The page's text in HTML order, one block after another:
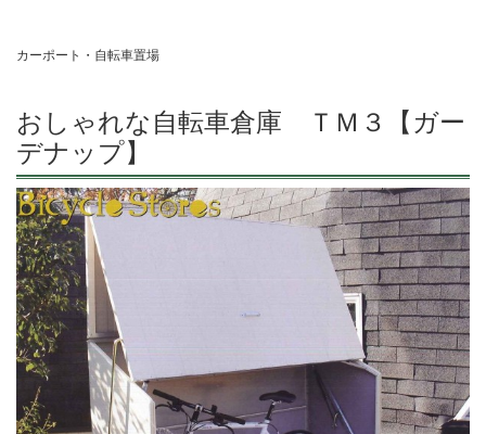
カーポート・自転車置場
おしゃれな自転車倉庫 ＴＭ３【ガー
デナップ】